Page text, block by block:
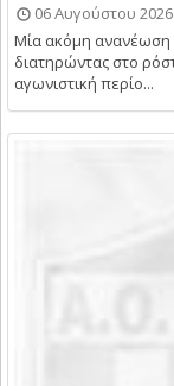
06 Αυγούστου
Μία ακόμη ανανέωση
διατηρώντας στο
αγωνιστική περίο...